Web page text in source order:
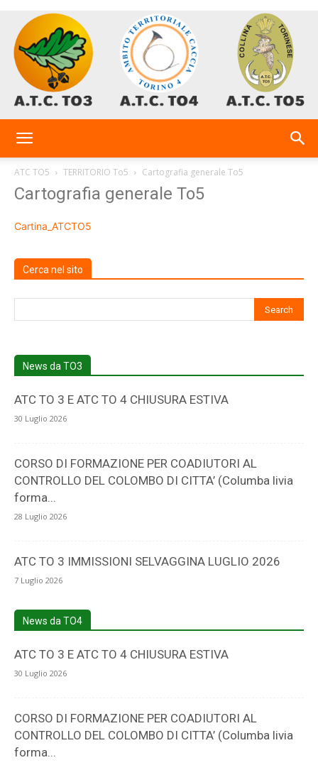
3-
ATC TO5 TERRITORIO To5 Cartografia generale To5
Cartografia generale To5
Cartina_ATCTO5
Cerca nel sito
News da TO3
ATC TO 3 E ATC TO 4 CHIUSURA ESTIVA
30 Luglio 2026
CORSO DI FORMAZIONE PER COADIUTORI AL
CONTROLLO DEL COLOMBO DI CITTA’ (Columba livia
forma...
28 Luglio 2026
ATC TO 3 IMMISSIONI SELVAGGINA LUGLIO 2026
7 Luglio 2026
News da TO4
ATC TO 3 E ATC TO 4 CHIUSURA ESTIVA
30 Luglio 2026
CORSO DI FORMAZIONE PER COADIUTORI AL
CONTROLLO DEL COLOMBO DI CITTA’ (Columba livia
forma...